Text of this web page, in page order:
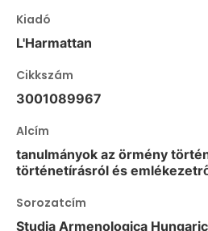
Kiadó
L'Harmattan
Cikkszám
3001089967
Alcím
tanulmányok az örmény
történetírásról és
Sorozatcím
Studia Armenologica